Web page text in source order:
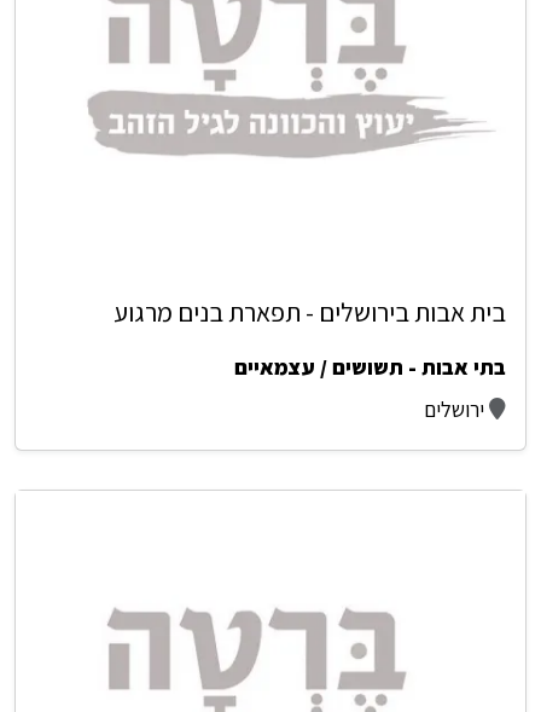
בית אבות בירושלים - תפארת בנים מרגוע
בתי אבות - תשושים / עצמאיים
ירושלים